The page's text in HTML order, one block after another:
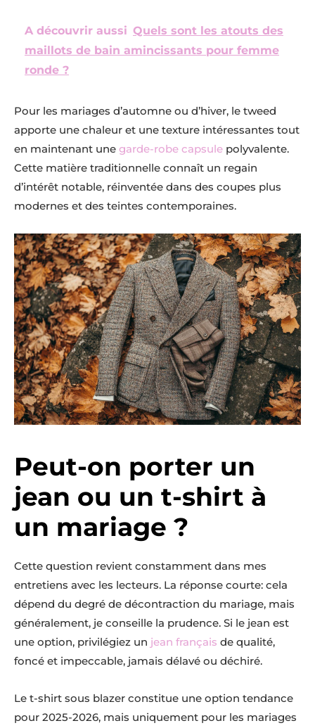
A découvrir aussi Quels sont les atouts des
maillots de bain amincissants pour femme
ronde ?
Pour les mariages d’automne ou d’hiver, le tweed
apporte une chaleur et une texture intéressantes tout
en maintenant une garde-robe capsule polyvalente.
Cette matière traditionnelle connaît un regain
d’intérêt notable, réinventée dans des coupes plus
modernes et des teintes contemporaines.
Peut-on porter un
jean ou un t-shirt à
un mariage ?
Cette question revient constamment dans mes
entretiens avec les lecteurs. La réponse courte: cela
dépend du degré de décontraction du mariage, mais
généralement, je conseille la prudence. Si le jean est
une option, privilégiez un jean français de qualité,
foncé et impeccable, jamais délavé ou déchiré.
Le t-shirt sous blazer constitue une option tendance
pour 2025-2026, mais uniquement pour les mariages